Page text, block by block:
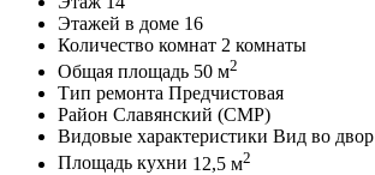
Этажей в доме 16
Количество комнат 2 комнаты
Общая площадь 50 м2
Тип ремонта Предчистовая
Район Славянский (СМР)
Видовые характеристики Вид во двор
Площадь кухни 12,5 м2